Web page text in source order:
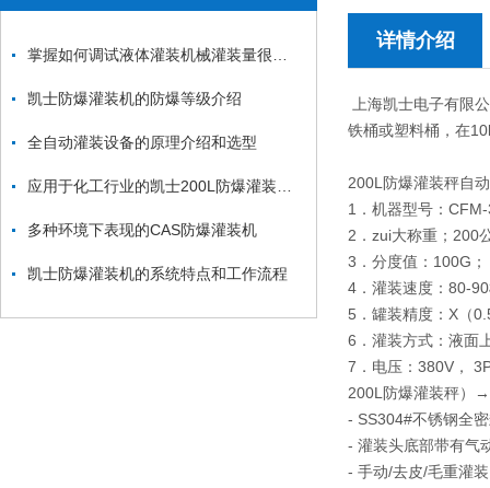
凯士防爆灌装机的防爆等级介绍
全自动灌装设备的原理介绍和选型
多种环境下表现的CAS防爆灌装机
凯士防爆灌装机的系统特点和工作流程
详情介绍
上海凯士电子有限
铁桶或塑料桶，在
200L防爆灌装秤自
1．机器型号：
2．zui大称重；200
3．分度值：100G；
4．灌装速度：80-
5．罐装精度：X（
6．灌装方式：液面
7．电压：380V，
200L防爆灌装秤）
- SS304#不锈钢全
- 灌装头底部带有气
- 手动/去皮/毛重灌